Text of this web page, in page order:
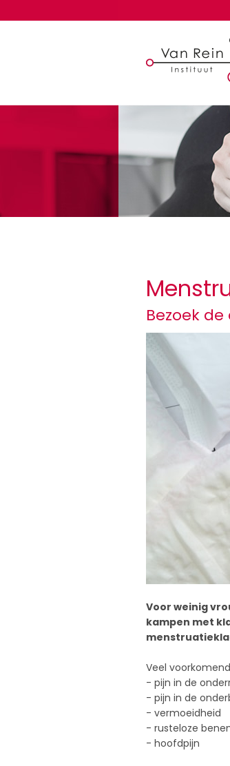
Bezoek
Voor weinig
kampen met
Veel
- pijn in de
- pijn in de
- vermoeidheid
- rusteloze
- hoofdpijn